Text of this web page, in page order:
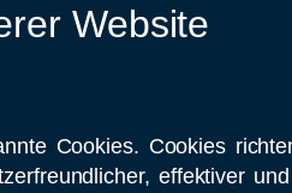
Website
Cookies. Cookies
effektiver